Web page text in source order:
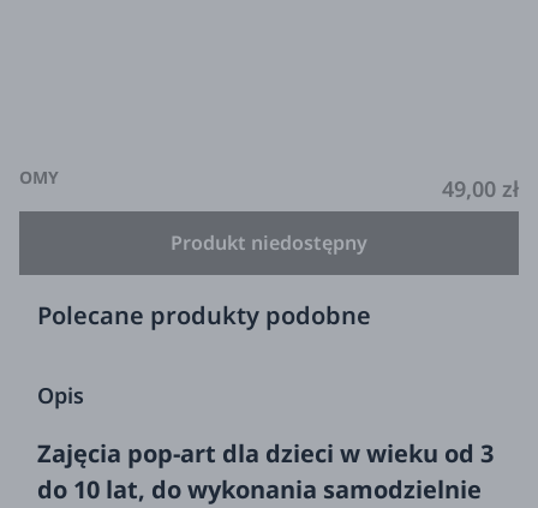
OMY 49,00 zł
Produkt niedostępny
Polecane produkty podobne
Opis
Zajęcia pop-art dla dzieci w wieku od 3
do 10 lat, do wykonania samodzielnie